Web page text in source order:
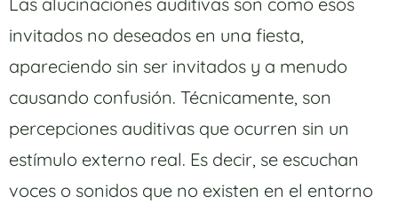
invitados no deseados en una fiesta,
apareciendo sin ser invitados y a menudo
causando confusión. Técnicamente, son
percepciones auditivas que ocurren sin un
estímulo externo real. Es decir, se escuchan
voces o sonidos que no existen en el entorno